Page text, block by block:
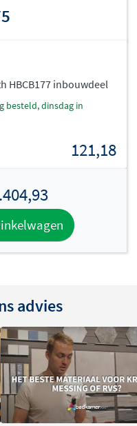
serie
talloze stijlvolle
elkaar aansluiten.
te creëren.
316, garandeert de
een tijdloze
vrijstaande
van een complete
HBCB177 inbouwdeel
121,18
advies